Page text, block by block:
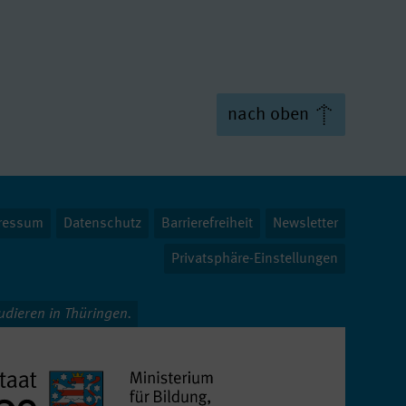
nach oben
Datenschutz Barrierefreiheit Newsletter
Privatsphäre-Einstellungen
in Thüringen.